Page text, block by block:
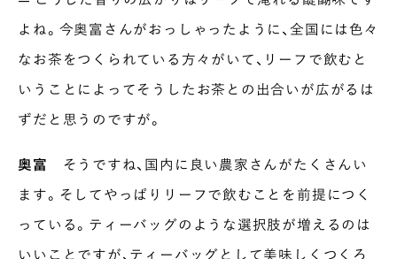
よね。今奥富さんがおっしゃったように、全国には色々
なお茶をつくられている方々がいて、リーフで飲むと
いうことによってそうしたお茶との出合いが広がるは
ずだと思うのですが。
奥富 そうですね、国内に良い農家さんがたくさんい
ます。そしてやっぱりリーフで飲むことを前提につく
っている。ティーバッグのような選択肢が増えるのは
いいことですが、ティーバッグとして美味しくつくろ